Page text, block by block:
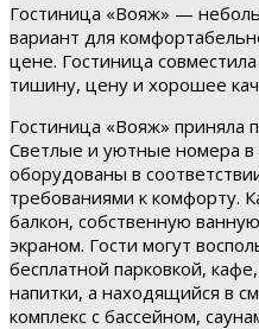
Гостиница «Вояж» —
вариант для
цене. Гостиница
тишину, цену и хорошее
Гостиница «Вояж» приняла
Светлые и уютные номера в
оборудованы в
требованиями к комфорту.
балкон, собственную
экраном. Гости могут
бесплатной парковкой,
напитки, а находящийся в
комплекс с бассейном,